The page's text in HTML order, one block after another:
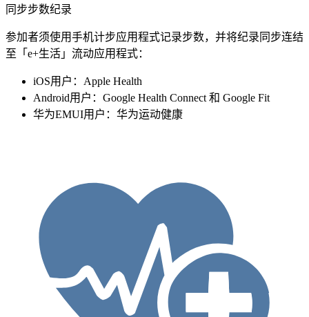
同步步数纪录
参加者须使用手机计步应用程式记录步数，并将纪录同步连结
至「e+生活」流动应用程式：
iOS用户：Apple Health
Android用户：Google Health Connect 和 Google Fit
华为EMUI用户：华为运动健康